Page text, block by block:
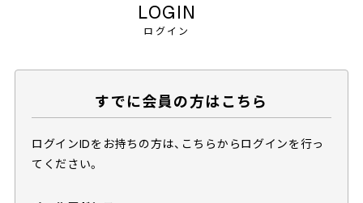
ログイン
LOGIN
すでに会員の方はこちら
ログインIDをお持ちの方は、こちらからログインを行っ
てください。